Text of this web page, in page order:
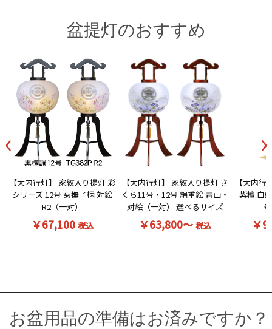
盆提灯のおすすめ
‹
【大内行灯】 家紋入り提灯 彩
シリーズ 12号 菊撫子柄 対絵
R2（一対）
￥67,100 税込
【大内行灯】 家紋入り提灯 さ
くら11号・12号 絹重絵 青山・
対絵（一対） 選べるサイズ
￥63,800～税込
【大内
紫檀 白
￥
›
お盆用品の準備はお済みですか？